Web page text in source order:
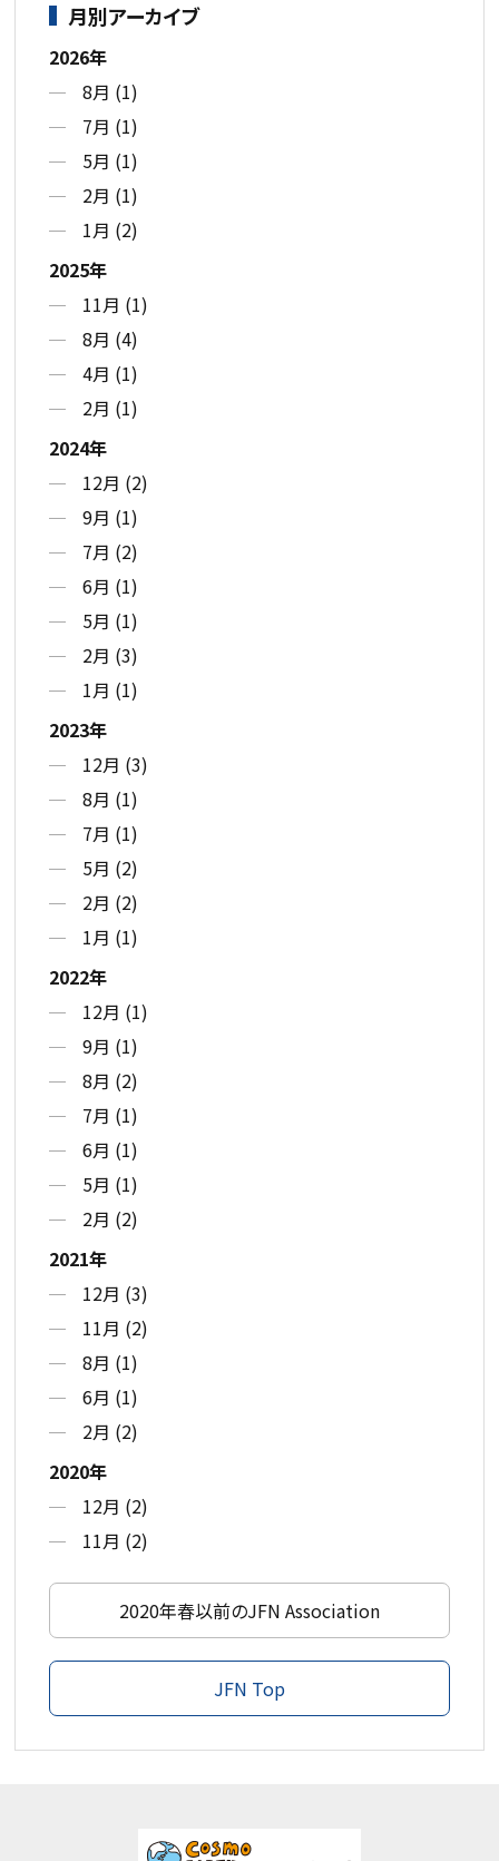
月別アーカイブ
2026年
8月 (1)
7月 (1)
5月 (1)
2月 (1)
1月 (2)
2025年
11月 (1)
8月 (4)
4月 (1)
2月 (1)
2024年
12月 (2)
9月 (1)
7月 (2)
6月 (1)
5月 (1)
2月 (3)
1月 (1)
2023年
12月 (3)
8月 (1)
7月 (1)
5月 (2)
2月 (2)
1月 (1)
2022年
12月 (1)
9月 (1)
8月 (2)
7月 (1)
6月 (1)
5月 (1)
2月 (2)
2021年
12月 (3)
11月 (2)
8月 (1)
6月 (1)
2月 (2)
2020年
12月 (2)
11月 (2)
2020年春以前のJFN Association
JFN Top